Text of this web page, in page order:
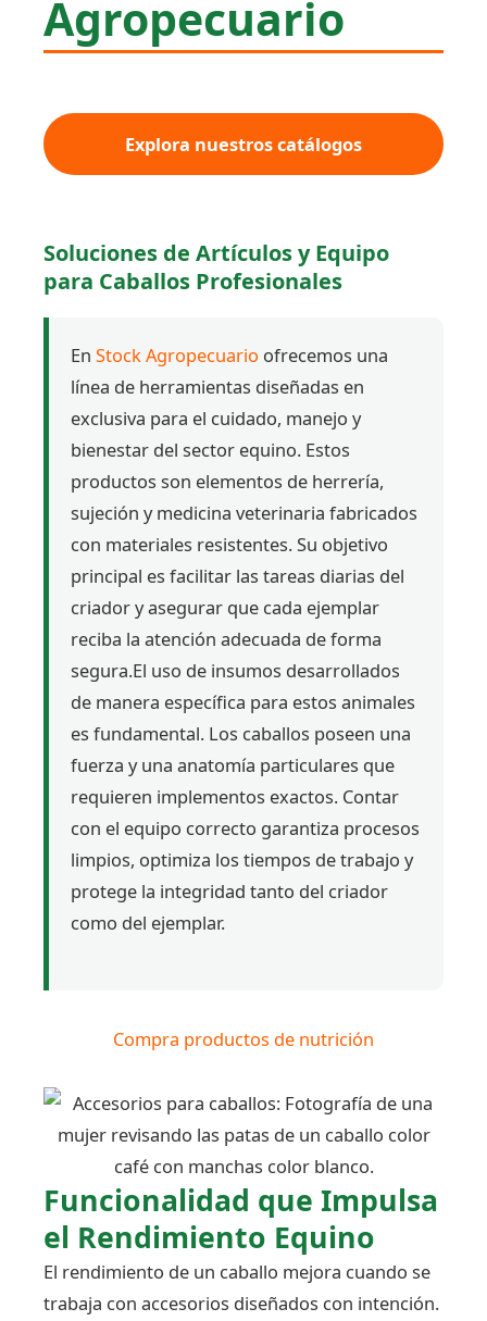
Agropecuario
Explora nuestros catálogos
Soluciones de Artículos y Equipo
para Caballos Profesionales
En Stock Agropecuario ofrecemos una
línea de herramientas diseñadas en
exclusiva para el cuidado, manejo y
bienestar del sector equino. Estos
productos son elementos de herrería,
sujeción y medicina veterinaria fabricados
con materiales resistentes. Su objetivo
principal es facilitar las tareas diarias del
criador y asegurar que cada ejemplar
reciba la atención adecuada de forma
segura.El uso de insumos desarrollados
de manera específica para estos animales
es fundamental. Los caballos poseen una
fuerza y una anatomía particulares que
requieren implementos exactos. Contar
con el equipo correcto garantiza procesos
limpios, optimiza los tiempos de trabajo y
protege la integridad tanto del criador
como del ejemplar.
Compra productos de nutrición
Funcionalidad que Impulsa
el Rendimiento Equino
El rendimiento de un caballo mejora cuando se
trabaja con accesorios diseñados con intención.